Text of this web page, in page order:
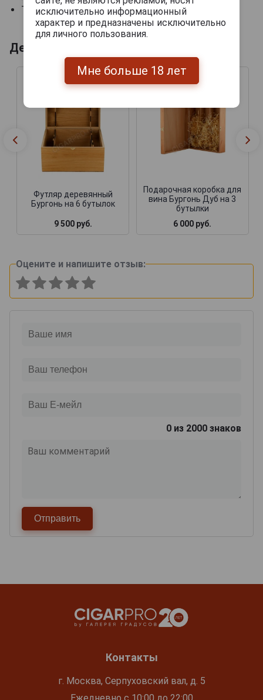
Температура сервировки: 8 °C.
Деревянные ящики
Футляр деревянный
Бургонь на 6 бутылок
9 500 руб.
Подарочная коробка для
вина Бургонь Дуб на 3
бутылки
6 000 руб.
Оцените и напишите отзыв:
0 из 2000 знаков
Контакты
г. Москва, Серпуховский вал, д. 5
исключительно информационный
характер и предназначены исключительно
для личного пользования.
Мне больше 18 лет